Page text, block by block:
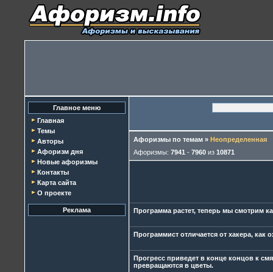
Главное меню
Главная
Темы
Авторы
Афоризм дня
Новые афоризмы
Контакты
Карта сайта
О проекте
Реклама
Афоризмы по темам » Неопределенная
Афоризмы: 7941 - 7960 из 10871
Программа растет, теперь мы смотрим
Программист отличается от хакера, как
Прогресс приведет в конце концов к
превращаются в цветы.